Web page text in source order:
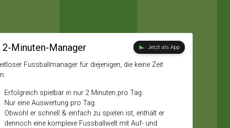
2-Minuten-Manager Jetzt als App
Fussballmanager für diejenigen, die keine Zeit
Erfolgreich spielbar in nur 2 Minuten pro Tag.
Nur eine Auswertung pro Tag.
Obwohl er schnell & einfach zu spielen ist, enthält er
dennoch eine komplexe Fussballwelt mit Auf- und